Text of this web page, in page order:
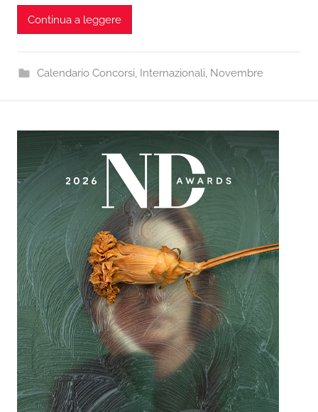
Continua a leggere
Calendario Concorsi, Internazionali, Novembre